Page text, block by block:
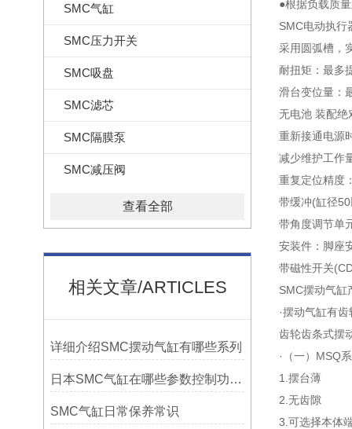
SMC气缸
SMC压力开关
SMC吸盘
SMC滤芯
SMC隔膜泵
SMC减压阀
查看全部
相关文章/ARTICLES
详细介绍SMC摆动气缸有哪些系列
日本SMC气缸在哪些参数控制功能运作
SMC气缸日常保养常识
●根据负载质
SMC电动执行
采用圆弧槽，
耐扭矩：最多
滑台变位量：
无电池 装配绝
重新接通电源
减少维护工作
重复定位精度
带缓冲(缸径
带角度调节单
安装件：脚座
带磁性开关
SMC摆动气缸
·摆动气缸有
齿轮齿条式摆
·（一）MSQ
1.摆台薄
2.无齿隙
3.可选择本体